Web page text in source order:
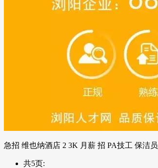
急招 维也纳酒店 2 3K 月薪 招 PA技工 保洁员
共5页: